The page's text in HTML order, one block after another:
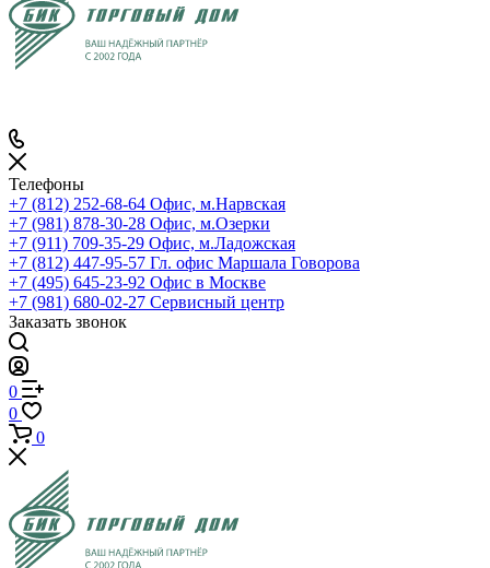
Телефоны
+7 (812) 252-68-64 Офис, м.Нарвская
+7 (981) 878-30-28 Офис, м.Озерки
+7 (911) 709-35-29 Офис, м.Ладожская
+7 (812) 447-95-57 Гл. офис Маршала Говорова
+7 (495) 645-23-92 Офис в Москве
+7 (981) 680-02-27 Сервисный центр
Заказать звонок
0
0
0